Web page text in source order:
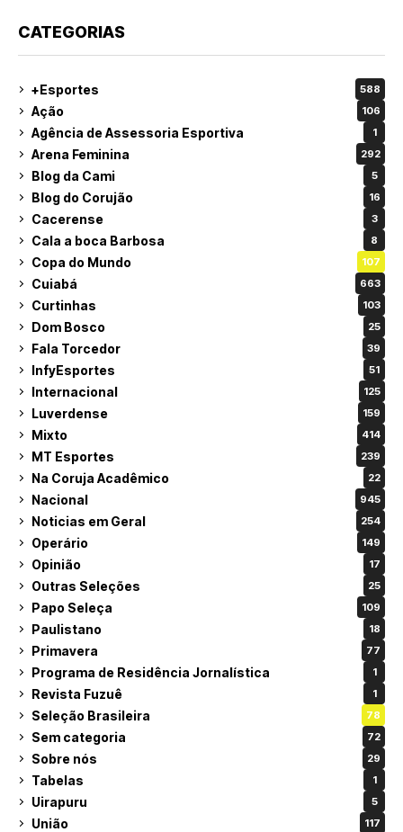
CATEGORIAS
+Esportes 588
Ação 106
Agência de Assessoria Esportiva 1
Arena Feminina 292
Blog da Cami 5
Blog do Corujão 16
Cacerense 3
Cala a boca Barbosa 8
Copa do Mundo 107
Cuiabá 663
Curtinhas 103
Dom Bosco 25
Fala Torcedor 39
InfyEsportes 51
Internacional 125
Luverdense 159
Mixto 414
MT Esportes 239
Na Coruja Acadêmico 22
Nacional 945
Noticias em Geral 254
Operário 149
Opinião 17
Outras Seleções 25
Papo Seleça 109
Paulistano 18
Primavera 77
Programa de Residência Jornalística 1
Revista Fuzuê 1
Seleção Brasileira 78
Sem categoria 72
Sobre nós 29
Tabelas 1
Uirapuru 5
União 117